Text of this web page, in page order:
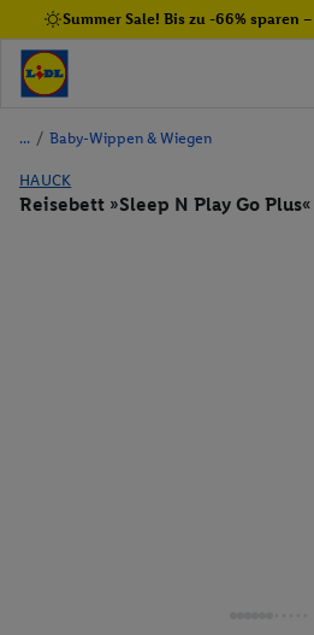
Summer Sale! Bis zu -66% sparen
/ Baby-Wippen & Wiegen
HAUCK
Reisebett »Sleep N Play Go Plus«